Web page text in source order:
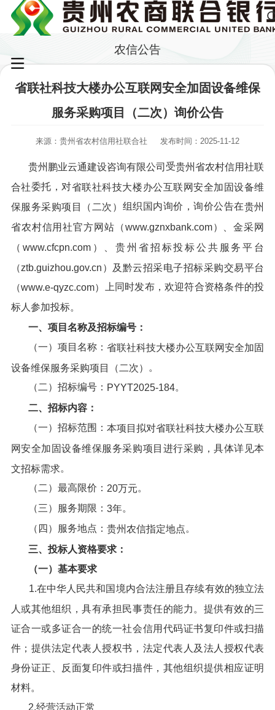
农信公告
省联社科技大楼办公互联网安全加固设备维保
服务采购项目（二次）询价公告
来源：贵州省农村信用社联合社 发布时间：2025-11-12
贵州鹏业云通建设咨询有限公司 受贵州省农村信用社联
合社委托，对省联社科技大楼办公互联网安全加固设备维
保服务采购项目（ 二次 ） 组织国内询价，询价公告在贵州
省农村信用社官方网站（www.gznxbank.com）、金采网
（www.cfcpn.com）、贵州省招标投标公共服务平台
（ztb.guizhou.gov.cn ） 及黔云招采电子招标采购交易平台
（www.e-qyzc.com）
上同时发布，欢迎符合资格条件的投
标人参加投标。
一、项目名称及招标编号：
（一）项目名称：省联社科技大楼办公互联网安全加固
设备维保服务采购项目（二次）
。
（二）招标编号： PYYT2025-184。
二、招标内容：
（一）招标范围：本项目拟对省联社科技大楼办公互联
网安全加固设备维保服务采购项目 进行采购，具体详见本
文招标需求。
（二）最高限价： 20万元。
（三）服务期限： 3年。
（四）服务地点： 贵州农信指定地点。
三、投标人资格要求：
（一）基本要求
1.在中华人民共和国境内合法注册且存续有效的独立法
人或其他组织，具有承担民事责任的能力。提供有效的三
证合一或多证合一的统一社会信用代码证书复印件或扫描
件；提供法定代表人授权书，法定代表人及法人授权代表
身份证正、反面复印件或扫描件，其他组织提供相应证明
材料。
2.经营活动正常